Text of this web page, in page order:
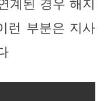
런 부분은 지사